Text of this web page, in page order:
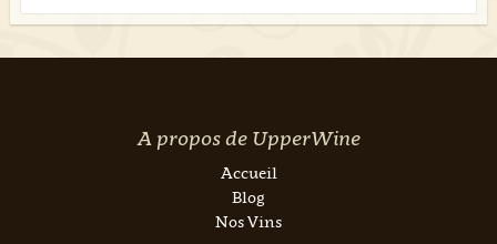
A propos de UpperWine
Accueil
Blog
Nos Vins